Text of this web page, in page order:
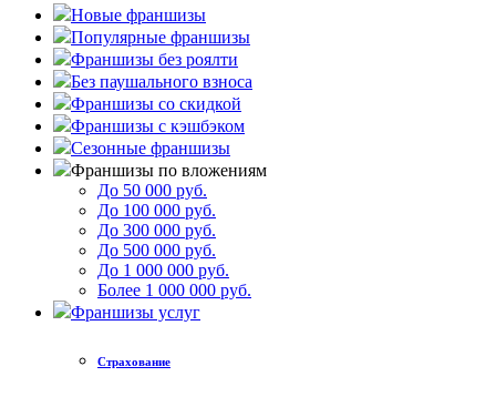
Новые франшизы
Популярные франшизы
Франшизы без роялти
Без паушального взноса
Франшизы со скидкой
Франшизы с кэшбэком
Сезонные франшизы
Франшизы по вложениям
До 50 000 руб.
До 100 000 руб.
До 300 000 руб.
До 500 000 руб.
До 1 000 000 руб.
Более 1 000 000 руб.
Франшизы услуг
Страхование